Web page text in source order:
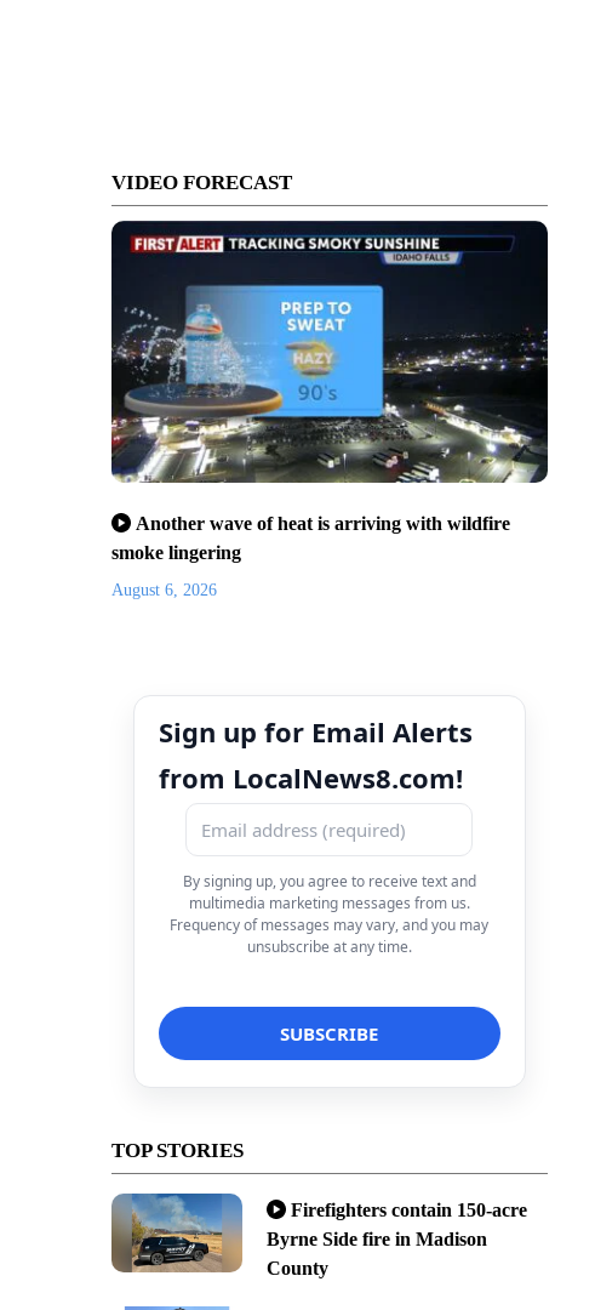
VIDEO FORECAST
Another wave of heat is arriving with wildfire
smoke lingering
August 6, 2026
Sign up for Email Alerts
from LocalNews8.com!
By signing up, you agree to receive text and
multimedia marketing messages from us.
Frequency of messages may vary, and you may
unsubscribe at any time.
TOP STORIES
Firefighters contain 150-acre
Byrne Side fire in Madison
County